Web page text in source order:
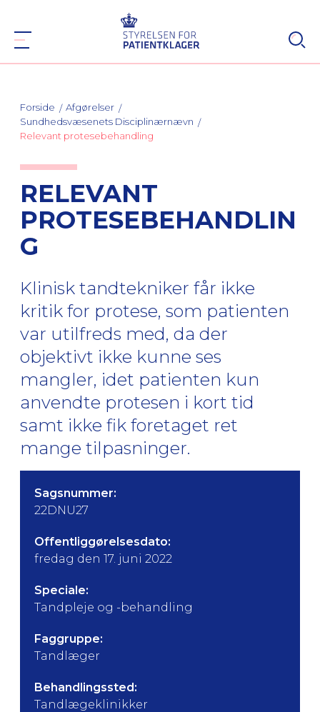
Forside
Afgørelser
Sundhedsvæsenets Disciplinærnævn
Relevant protesebehandling
RELEVANT
PROTESEBEHANDLIN
G
Klinisk tandtekniker får ikke
kritik for protese, som patienten
var utilfreds med, da der
objektivt ikke kunne ses
mangler, idet patienten kun
anvendte protesen i kort tid
samt ikke fik foretaget ret
mange tilpasninger.
Sagsnummer:
22DNU27
Offentliggørelsesdato:
fredag den 17. juni 2022
Speciale:
Tandpleje og -behandling
Faggruppe:
Tandlæger
Behandlingssted:
Tandlægeklinikker